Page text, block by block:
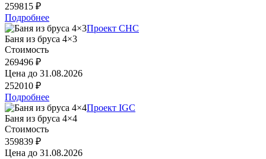
259815 ₽
Подробнее
Проект CHC
Баня из бруса 4×3
Стоимость
269496 ₽
Цена до 31.08.2026
252010 ₽
Подробнее
Проект IGC
Баня из бруса 4×4
Стоимость
359839 ₽
Цена до 31.08.2026